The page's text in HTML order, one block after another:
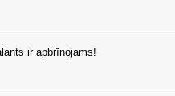
ir apbrīnojams!